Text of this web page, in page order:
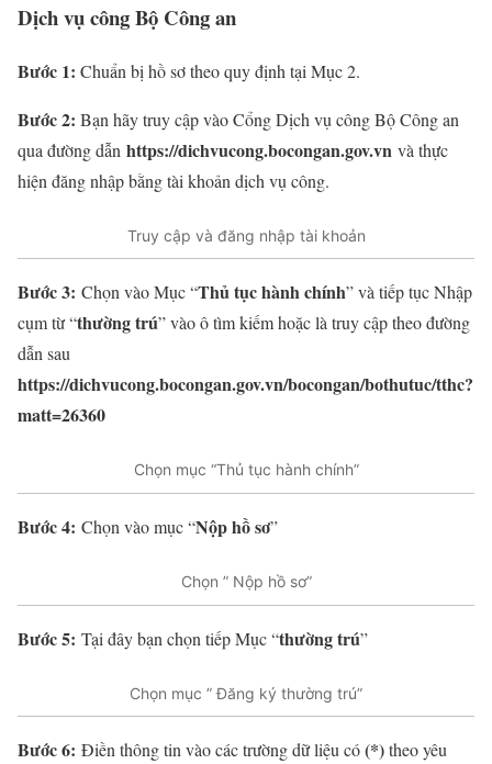
Dịch vụ công Bộ Công an
Bước 1: Chuẩn bị hồ sơ theo quy định tại Mục 2.
Bước 2: Bạn hãy truy cập vào Cổng Dịch vụ công Bộ Công an
qua đường dẫn https://dichvucong.bocongan.gov.vn và thực
hiện đăng nhập bằng tài khoản dịch vụ công.
Truy cập và đăng nhập tài khoản
Bước 3: Chọn vào Mục “Thủ tục hành chính” và tiếp tục Nhập
cụm từ “thường trú” vào ô tìm kiếm hoặc là truy cập theo đường
dẫn sau
https://dichvucong.bocongan.gov.vn/bocongan/bothutuc/tthc?
matt=26360
Chọn mục “Thủ tục hành chính”
Bước 4: Chọn vào mục “Nộp hồ sơ”
Chọn ” Nộp hồ sơ”
Bước 5: Tại đây bạn chọn tiếp Mục “thường trú”
Chọn mục ” Đăng ký thường trú”
Bước 6: Điền thông tin vào các trường dữ liệu có(*)theo yêu